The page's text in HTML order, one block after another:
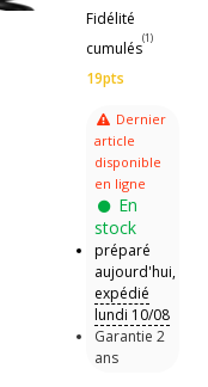
Fidélité
cumulés
(1)
19pts
Dernier
article
disponible
en ligne
En
stock
préparé
aujourd'hui,
expédié
lundi 10/08
Garantie 2
ans